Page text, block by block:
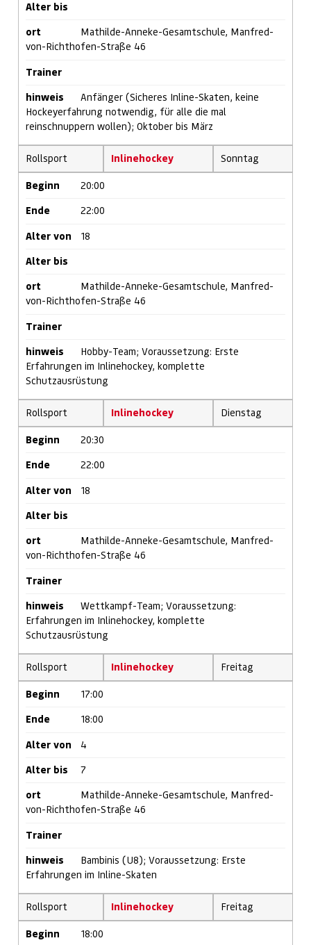
Alter bis
ort
Mathilde-Anneke-Gesamtschule, Manfred-
von-Richthofen-Straße 46
Trainer
hinweis
Anfänger (Sicheres Inline-Skaten, keine
Hockeyerfahrung notwendig, für alle die mal
reinschnuppern wollen); Oktober bis März
Rollsport Inlinehockey Sonntag
Beginn 20:00
Ende 22:00
Alter von 18
Alter bis
ort
Mathilde-Anneke-Gesamtschule, Manfred-
von-Richthofen-Straße 46
Trainer
hinweis
Hobby-Team; Voraussetzung: Erste
Erfahrungen im Inlinehockey, komplette
Schutzausrüstung
Rollsport Inlinehockey Dienstag
Beginn 20:30
Ende 22:00
Alter von 18
Alter bis
ort
Mathilde-Anneke-Gesamtschule, Manfred-
von-Richthofen-Straße 46
Trainer
hinweis
Wettkampf-Team; Voraussetzung:
Erfahrungen im Inlinehockey, komplette
Schutzausrüstung
Rollsport Inlinehockey Freitag
Beginn 17:00
Ende 18:00
Alter von 4
Alter bis 7
ort
Mathilde-Anneke-Gesamtschule, Manfred-
von-Richthofen-Straße 46
Trainer
hinweis
Bambinis (U8); Voraussetzung: Erste
Erfahrungen im Inline-Skaten
Rollsport Inlinehockey Freitag
Beginn 18:00